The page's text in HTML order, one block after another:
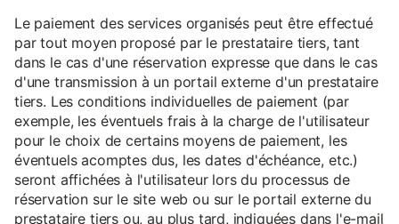
Le paiement des services organisés peut être effectué
par tout moyen proposé par le prestataire tiers, tant
dans le cas d'une réservation expresse que dans le cas
d'une transmission à un portail externe d'un prestataire
tiers. Les conditions individuelles de paiement (par
exemple, les éventuels frais à la charge de l'utilisateur
pour le choix de certains moyens de paiement, les
éventuels acomptes dus, les dates d'échéance, etc.)
seront affichées à l'utilisateur lors du processus de
réservation sur le site web ou sur le portail externe du
prestataire tiers ou, au plus tard, indiquées dans l'e-mail